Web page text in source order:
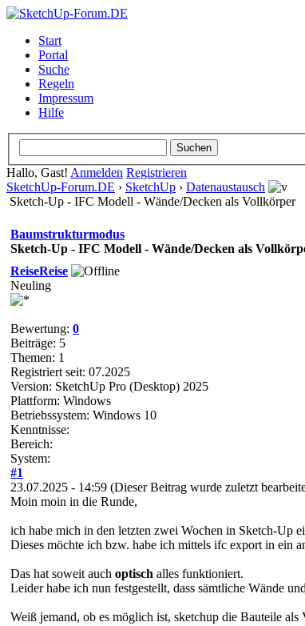
Start
Portal
Suche
Regeln
Impressum
Hilfe
Hallo, Gast! Anmelden Registrieren
SketchUp-Forum.DE › SketchUp › Datenaustausch
Sketch-Up - IFC Modell - Wände/Decken als Vollkörper
Baumstrukturmodus
Sketch-Up - IFC Modell - Wände/Decken als
ReiseReise
Neuling
Bewertung: 0
Beiträge: 5
Themen: 1
Registriert seit: 07.2025
Version: SketchUp Pro (Desktop) 2025
Plattform: Windows
Betriebssystem: Windows 10
Kenntnisse:
Bereich:
System:
#1
23.07.2025 - 14:59 (Dieser Beitrag wurde zuletzt
Moin moin in die Runde,
ich habe mich in den letzten zwei Wochen in Sketch-Up
Dieses möchte ich bzw. habe ich mittels ifc export in ein
Das hat soweit auch optisch alles funktioniert.
Leider habe ich nun festgestellt, dass sämtliche Wände
Weiß jemand, ob es möglich ist, sketchup die Bauteile als